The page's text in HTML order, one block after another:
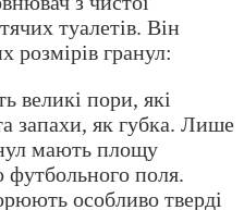
туалетів. Він
розмірів гранул:
великі пори, які
запахи, як губка. Лише
мають площу
футбольного поля.
особливо тверді